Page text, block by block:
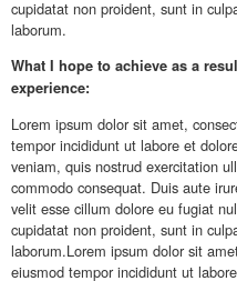
cupidatat non proident, sunt in
laborum.
What I hope to achieve as a
experience:
Lorem ipsum dolor sit amet,
tempor incididunt ut labore et
veniam, quis nostrud exercitation
commodo consequat. Duis aute
velit esse cillum dolore eu fugiat
cupidatat non proident, sunt in
laborum.Lorem ipsum dolor sit
eiusmod tempor incididunt ut